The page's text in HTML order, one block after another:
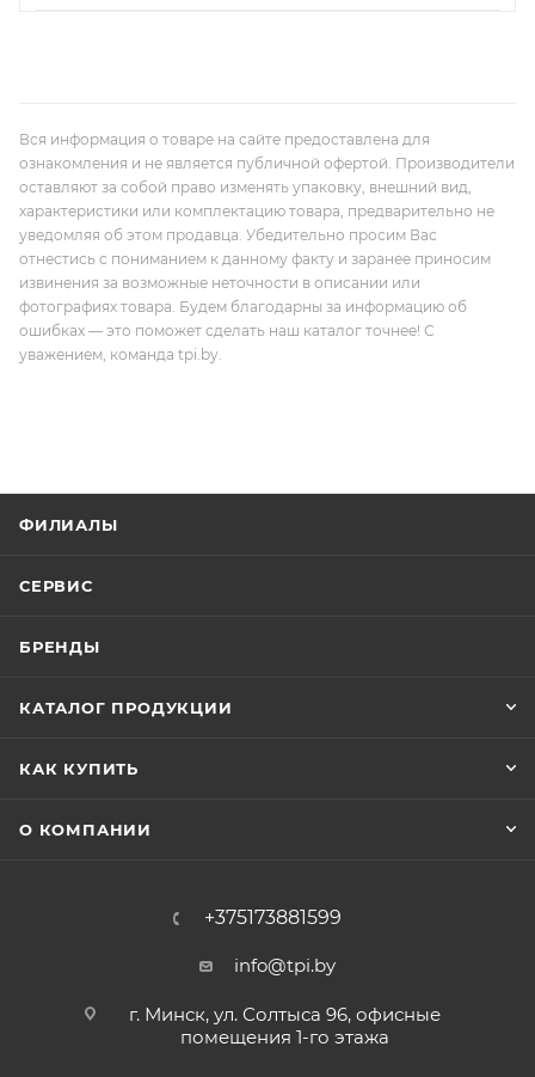
Вся информация о товаре на сайте предоставлена для
ознакомления и не является публичной офертой. Производители
оставляют за собой право изменять упаковку, внешний вид,
характеристики или комплектацию товара, предварительно не
уведомляя об этом продавца. Убедительно просим Вас
отнестись с пониманием к данному факту и заранее приносим
извинения за возможные неточности в описании или
фотографиях товара. Будем благодарны за информацию об
ошибках — это поможет сделать наш каталог точнее! С
уважением, команда tpi.by.
ФИЛИАЛЫ
СЕРВИС
БРЕНДЫ
КАТАЛОГ ПРОДУКЦИИ
КАК КУПИТЬ
О КОМПАНИИ
+375173881599
info@tpi.by
г. Минск, ул. Солтыса 96, офисные
помещения 1-го этажа